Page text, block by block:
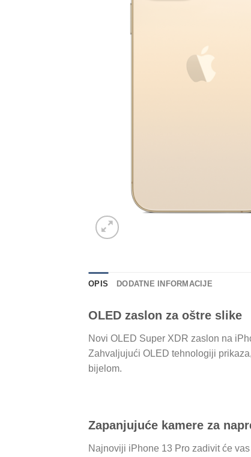
OPIS DODATNE INFORMACIJE
OLED zaslon za oštre slike
Novi OLED Super XDR zaslon na
Zahvaljujući OLED tehnologiji
bijelom.
Zapanjujuće kamere za
Najnoviji iPhone 13 Pro zadivit će